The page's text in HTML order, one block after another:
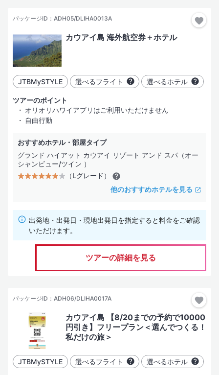
指定した都市だけ行く
絞り込み
ホテル（1） フライト
ホテルグレード
（SLグレード）
（Aグレード）
「十分に快適な滞在」が可能と考えるホテル。部屋はやや手狭に
なることがある
（Bグレード）
検索する
4日間
6日間
7日間
パッケージID：ADH05/DLIHA0013A
カウアイ島 海外航空券＋ホテル
JTBMySTYLE 選べるフライト 選べるホテル
ツアーのポイント
オリオリハワイアプリはご利用いただけません
自由行動
おすすめホテル・部屋タイプ
グランド ハイアット カウアイ リゾート アンド スパ（オー
シャンビュー/ツイン ）
（Lグレード）
他のおすすめホテルを見る
出発地・出発日・現地出発日を指定すると料金をご確認
いただけます。
ツアーの詳細を見る
パッケージID：ADH06/DLIHA0017A
カウアイ島 【8/20までの予約で10000
円引き】フリープラン＜選んでつくる！
私だけの旅＞
JTBMySTYLE 選べるフライト 選べるホテル